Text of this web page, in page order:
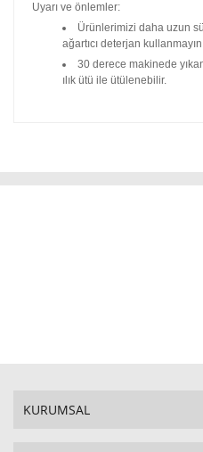
Uyarı ve önlemler:
Ürünlerimizi daha uzun
ağartıcı deterjan
30 derece makinede
ılık ütü ile ütülenebilir.
KURUMSAL